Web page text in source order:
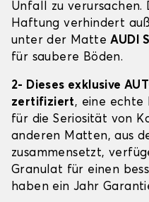
Unfall zu verursachen.
Haftung verhindert
unter der MatteAUDI
für saubere Böden.
2- Dieses exklusive
zertifiziert, eine echte
für die Seriosität von
anderen Matten, aus
zusammensetzt,
Granulat für einen
haben ein Jahr